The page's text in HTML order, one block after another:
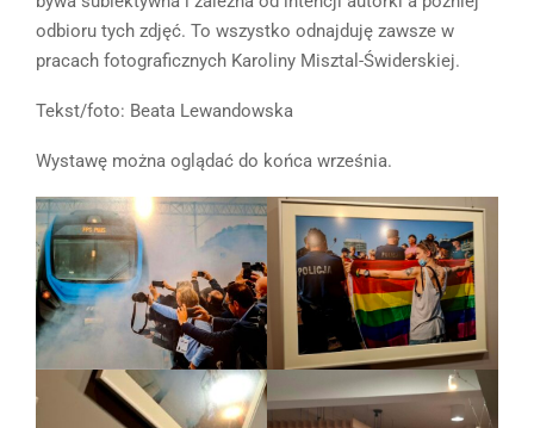
odbioru tych zdjęć. To wszystko odnajduję zawsze w
pracach fotograficznych Karoliny Misztal-Świderskiej.
Tekst/foto: Beata Lewandowska
Wystawę można oglądać do końca września.